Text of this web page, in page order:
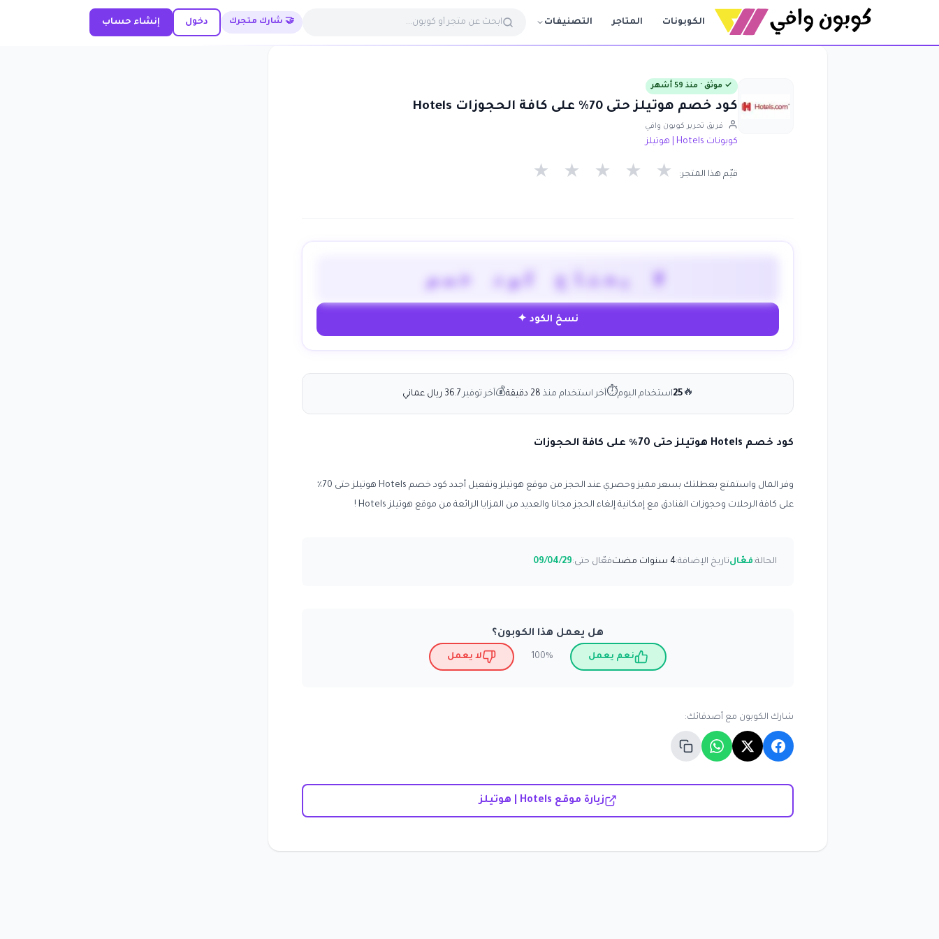
الكوبونات المتاجر التصنيفات 🤝 شارك متجرك دخول إنشاء حساب
✓ موثق · منذ 59 أشهر
كود خصم هوتيلز حتى 70٪ على كافة الحجوزات Hotels
فريق تحرير كوبون وافي
كوبونات Hotels | هوتيلز
قيّم هذا المتجر: ★ ★ ★ ★ ★
لا يحتاج كود خصم
نسخ الكود ✦
🔥
25استخدام اليوم⏱آخر استخدام منذ 28 دقيقة 💰آخر توفير36.7 ريال عماني
كود خصم Hotels هوتيلز حتى 70٪ على كافة الحجوزات
وفر المال واستمتع بعطلتك بسعر مميز وحصري عند الحجز من موقع
هوتيلز وتفعيل أجدد كود خصم Hotels هوتيلز حتى 70٪
على كافة الرحلات وحجوزات الفنادق مع إمكانية إلغاء الحجز مجانا والعديد من المزايا الرائعة من موقع هوتيلز Hotels !
الحالة:فعّالتاريخ الإضافة:4 سنوات مضت فعّال حتى:09/04/29
هل يعمل هذا الكوبون؟
نعم يعمل 100% لا يعمل
شارك الكوبون مع أصدقائك:
زيارة موقع Hotels | هوتيلز